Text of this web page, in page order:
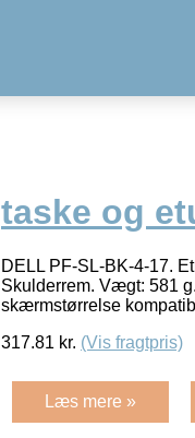
taske og
DELL PF-SL-BK-4-17.
Skulderrem. Vægt: 581
skærmstørrelse
317.81 kr. (Vis fragtpris)
Læs mere »